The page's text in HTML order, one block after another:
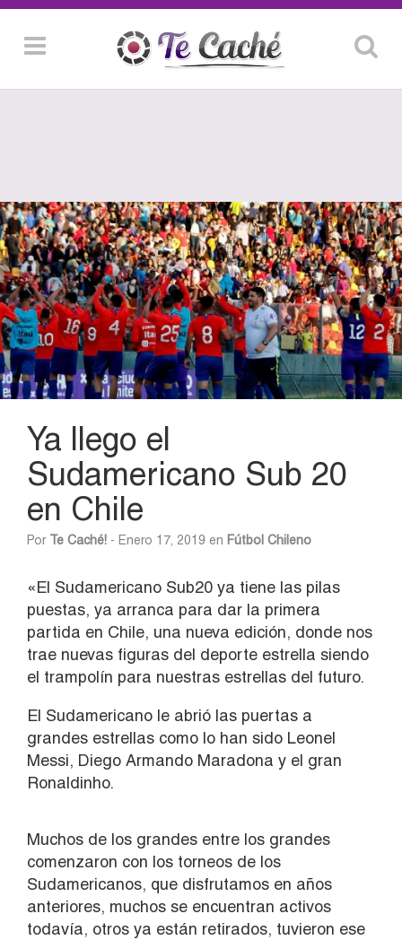
Ya llego el
Sudamericano Sub 20
en Chile
Por Te Caché! - Enero 17, 2019 en Fútbol Chileno
«El Sudamericano Sub20 ya tiene las pilas
puestas, ya arranca para dar la primera
partida en Chile, una nueva edición, donde nos
trae nuevas figuras del deporte estrella siendo
el trampolín para nuestras estrellas del futuro.
El Sudamericano le abrió las puertas a
grandes estrellas como lo han sido Leonel
Messi, Diego Armando Maradona y el gran
Ronaldinho.
Muchos de los grandes entre los grandes
comenzaron con los torneos de los
Sudamericanos, que disfrutamos en años
anteriores, muchos se encuentran activos
todavía, otros ya están retirados, tuvieron ese